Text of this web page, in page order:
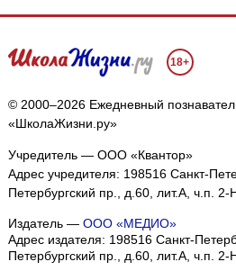
18+
© 2000–2026 Ежедневный
«ШколаЖизни.ру»
Учредитель — ООО «Квантор»
Адрес учредителя: 198516 Санкт-
Петербургский пр., д.60, лит.А, ч.п.
Издатель — ООО «МЕДИО»
Адрес издателя: 198516 Санкт-
Петербургский пр., д.60, лит.А, ч.п.